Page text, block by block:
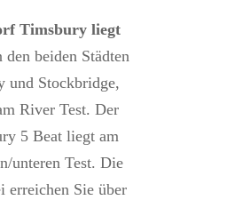
Timsbury liegt
den beiden Städten
und Stockbridge,
River Test. Der
5 Beat liegt am
unteren Test. Die
erreichen Sie über